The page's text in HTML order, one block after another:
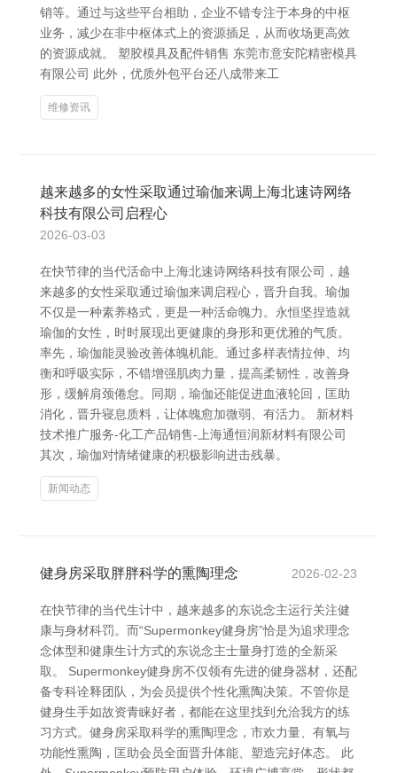
销等。通过与这些平台相助，企业不错专注于本身的中枢
业务，减少在非中枢体式上的资源插足，从而收场更高效
的资源成就。 塑胶模具及配件销售 东莞市意安陀精密模具
有限公司 此外，优质外包平台还八成带来工
维修资讯
越来越多的女性采取通过瑜伽来调上海北速诗网络
科技有限公司启程心
2026-03-03
在快节律的当代活命中上海北速诗网络科技有限公司，越
来越多的女性采取通过瑜伽来调启程心，晋升自我。瑜伽
不仅是一种素养格式，更是一种活命魄力。永恒坚捏造就
瑜伽的女性，时时展现出更健康的身形和更优雅的气质。
率先，瑜伽能灵验改善体魄机能。通过多样表情拉伸、均
衡和呼吸实际，不错增强肌肉力量，提高柔韧性，改善身
形，缓解肩颈倦怠。同期，瑜伽还能促进血液轮回，匡助
消化，晋升寝息质料，让体魄愈加微弱、有活力。 新材料
技术推广服务-化工产品销售-上海通恒润新材料有限公司
其次，瑜伽对情绪健康的积极影响进击残暴。
新闻动态
健身房采取胖胖科学的熏陶理念 2026-02-23
在快节律的当代生计中，越来越多的东说念主运行关注健
康与身材科罚。而“Supermonkey健身房”恰是为追求理念
念体型和健康生计方式的东说念主士量身打造的全新采
取。 Supermonkey健身房不仅领有先进的健身器材，还配
备专科诠释团队，为会员提供个性化熏陶决策。不管你是
健身生手如故资青睐好者，都能在这里找到允洽我方的练
习方式。健身房采取科学的熏陶理念，市欢力量、有氧与
功能性熏陶，匡助会员全面晋升体能、塑造完好体态。 此